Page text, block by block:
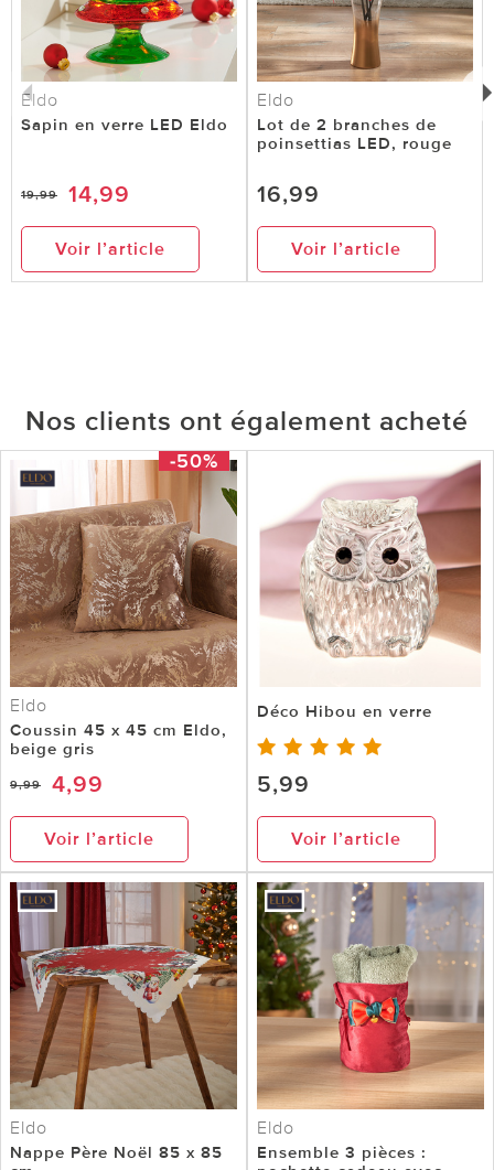
Eldo
Sapin en verre LED Eldo
19,99 14,99
Voir l’article
Eldo
Lot de 2 branches de
poinsettias LED, rouge
16,99
Voir l’article
Nos clients ont également acheté
-50%
Eldo
Coussin 45 x 45 cm Eldo,
beige gris
9,99 4,99
Voir l’article
Déco Hibou en verre
5,99
Voir l’article
Eldo
Nappe Père Noël 85 x 85
Eldo
Ensemble 3 pièces :